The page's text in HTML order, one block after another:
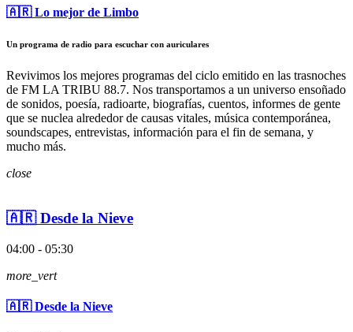
🇦🇷 Lo mejor de Limbo
Un programa de radio para escuchar con auriculares
Revivimos los mejores programas del ciclo emitido en las trasnoches
de FM LA TRIBU 88.7. Nos transportamos a un universo ensoñado
de sonidos, poesía, radioarte, biografías, cuentos, informes de gente
que se nuclea alrededor de causas vitales, música contemporánea,
soundscapes, entrevistas, información para el fin de semana, y
mucho más.
close
🇦🇷 Desde la Nieve
04:00 - 05:30
more_vert
🇦🇷 Desde la Nieve